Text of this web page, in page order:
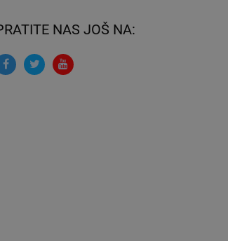
NAS JOŠ NA: